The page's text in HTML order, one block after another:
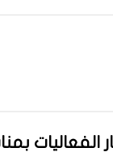
الفعاليات